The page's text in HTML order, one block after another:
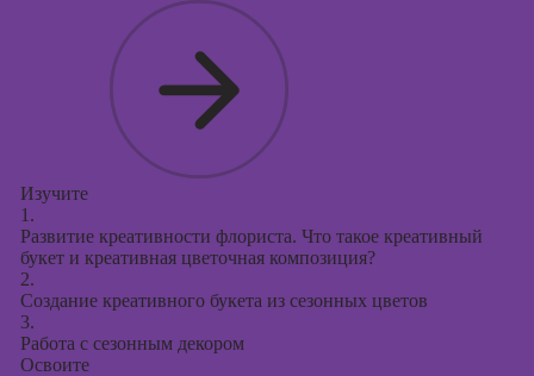
Изучите
1.
Развитие креативности флориста. Что такое креативный
букет и креативная цветочная композиция?
2.
Создание креативного букета из сезонных цветов
3.
Работа с сезонным декором
Освоите